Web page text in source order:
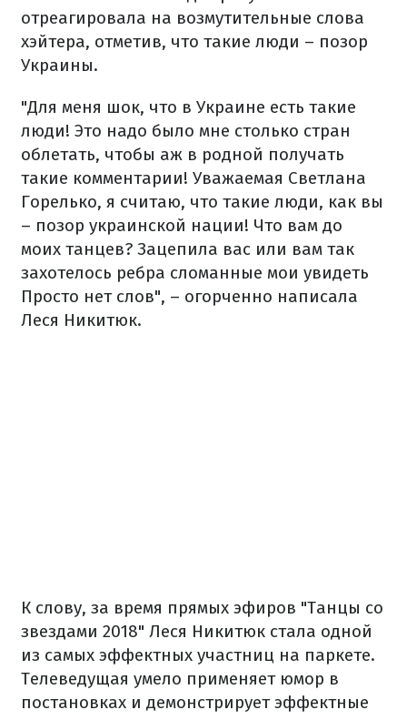
отреагировала на возмутительные слова
хэйтера, отметив, что такие люди – позор
Украины.
"Для меня шок, что в Украине есть такие
люди! Это надо было мне столько стран
облетать, чтобы аж в родной получать
такие комментарии! Уважаемая Светлана
Горелько, я считаю, что такие люди, как вы
– позор украинской нации! Что вам до
моих танцев? Зацепила вас или вам так
захотелось ребра сломанные мои увидеть
Просто нет слов", – огорченно написала
Леся Никитюк.
К слову, за время прямых эфиров "Танцы со
звездами 2018" Леся Никитюк стала одной
из самых эффектных участниц на паркете.
Телеведущая умело применяет юмор в
постановках и демонстрирует эффектные